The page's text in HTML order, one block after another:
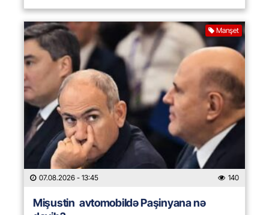
Manşet
07.08.2026 - 13:45 140
Mişustin avtomobildə Paşinyana nə